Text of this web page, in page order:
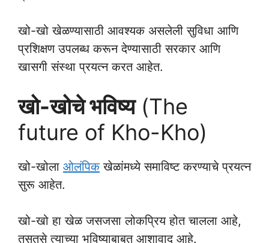
खो-खो खेळण्यासाठी आवश्यक असलेली सुविधा आणि
प्रशिक्षण उपलब्ध करून देण्यासाठी सरकार आणि
खासगी संस्था प्रयत्न करत आहेत.
खो-खोचे भविष्य(The
future of Kho-Kho)
खो-खोला ओलंपिकखेळांमध्ये समाविष्ट करण्याचे प्रयत्न
सुरू आहेत.
खो-खो हा खेळ जसजसा लोकप्रिय होत चालला आहे,
तसतसे त्याच्या भविष्याबाबत आशावाद आहे.